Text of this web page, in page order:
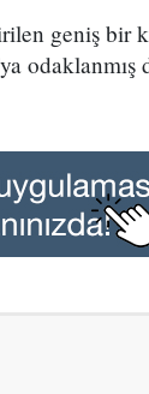
geniş bir
odaklanmış